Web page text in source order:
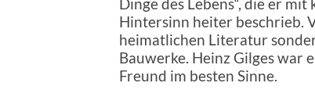
Dinge des Lebens“, die er
Hintersinn heiter beschrieb.
heimatlichen Literatur
Bauwerke. Heinz Gilges war
Freund im besten Sinne.